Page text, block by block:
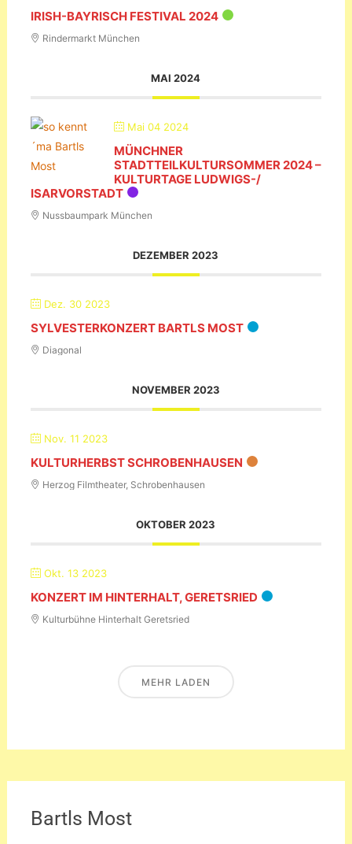
IRISH-BAYRISCH FESTIVAL 2024
Rindermarkt München
MAI 2024
Mai 04 2024
MÜNCHNER
STADTTEILKULTURSOMMER 2024 –
KULTURTAGE LUDWIGS-/
ISARVORSTADT
Nussbaumpark München
DEZEMBER 2023
Dez. 30 2023
SYLVESTERKONZERT BARTLS MOST
Diagonal
NOVEMBER 2023
Nov. 11 2023
KULTURHERBST SCHROBENHAUSEN
Herzog Filmtheater, Schrobenhausen
OKTOBER 2023
Okt. 13 2023
KONZERT IM HINTERHALT, GERETSRIED
Kulturbühne Hinterhalt Geretsried
MEHR LADEN
Bartls Most